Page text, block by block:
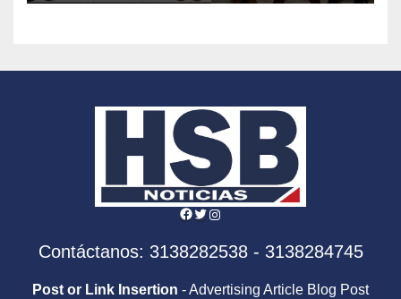
Facebook
Twitter
Instagram
Contáctanos: 3138282538 - 3138284745
Post or Link Insertion - Advertising Article Blog Post